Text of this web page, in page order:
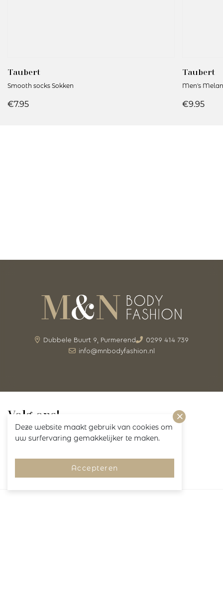
Deze website maakt gebruik van cookies om
uw surfervaring gemakkelijker te maken.
Accepteren
Taubert
Smooth socks Sokken
€7.95
Taubert
Men's
€9.95
Dubbele Buurt 9, Purmerend
0299 414 739
info@mnbodyfashion.nl
Volg ons!